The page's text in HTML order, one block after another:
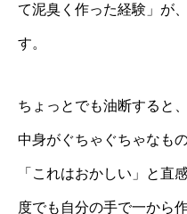
て泥臭く作った経験」が
す。
ちょっとでも油断すると
中身がぐちゃぐちゃなも
「これはおかしい」と直
度でも自分の手で一から